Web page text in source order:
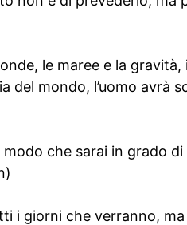
le maree e la gravità,
del mondo, l’uomo avrà
che sarai in grado
i giorni che verranno,